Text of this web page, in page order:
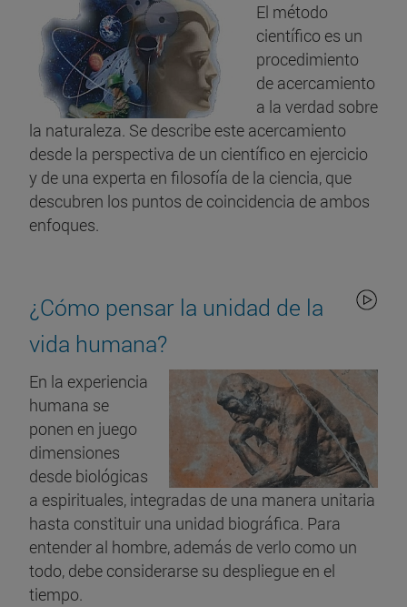
El método
científico es un
procedimiento
de acercamiento
a la verdad sobre
la naturaleza. Se describe este acercamiento
desde la perspectiva de un científico en ejercicio
y de una experta en filosofía de la ciencia, que
descubren los puntos de coincidencia de ambos
enfoques.
¿Cómo pensar la unidad de la
vida humana?
En la experiencia
humana se
ponen en juego
dimensiones
desde biológicas
a espirituales, integradas de una manera unitaria
hasta constituir una unidad biográfica. Para
entender al hombre, además de verlo como un
todo, debe considerarse su despliegue en el
tiempo.